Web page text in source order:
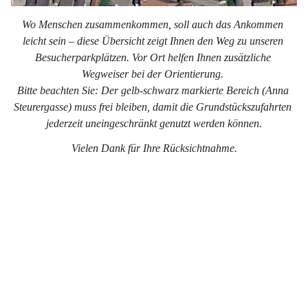
Wo Menschen zusammenkommen, soll auch das Ankommen
leicht sein – diese Übersicht zeigt Ihnen den Weg zu unseren
Besucherparkplätzen. Vor Ort helfen Ihnen zusätzliche
Wegweiser bei der Orientierung.
Bitte beachten Sie: Der gelb-schwarz markierte Bereich (Anna
Steurergasse) muss frei bleiben, damit die Grundstückszufahrten
jederzeit uneingeschränkt genutzt werden können.
Vielen Dank für Ihre Rücksichtnahme.